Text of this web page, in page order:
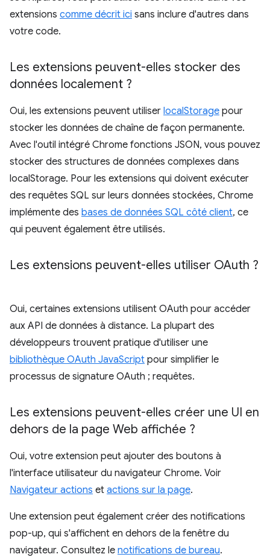
extensions comme décrit ici sans inclure d'autres dans
votre code.
Les extensions peuvent-elles stocker des
données localement ?
Oui, les extensions peuvent utiliser localStorage pour
stocker les données de chaîne de façon permanente.
Avec l'outil intégré Chrome fonctions JSON, vous pouvez
stocker des structures de données complexes dans
localStorage. Pour les extensions qui doivent exécuter
des requêtes SQL sur leurs données stockées, Chrome
implémente des bases de données SQL côté client, ce
qui peuvent également être utilisés.
Les extensions peuvent-elles utiliser OAuth ?
Oui, certaines extensions utilisent OAuth pour accéder
aux API de données à distance. La plupart des
développeurs trouvent pratique d'utiliser une
bibliothèque OAuth JavaScript pour simplifier le
processus de signature OAuth ; requêtes.
Les extensions peuvent-elles créer une UI en
dehors de la page Web affichée ?
Oui, votre extension peut ajouter des boutons à
l'interface utilisateur du navigateur Chrome. Voir
Navigateur actions et actions sur la page.
Une extension peut également créer des notifications
pop-up, qui s'affichent en dehors de la fenêtre du
navigateur. Consultez le notifications de bureau.